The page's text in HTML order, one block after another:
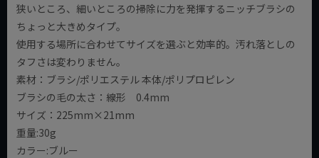
狭いところ、細いところの掃除に力を発揮するニッチブラシの
ちょっと大きめタイプ。
使用する場所に合わせてサイズを選ぶと効率的。汚れ落としの
タフさは変わりません。
素材：ブラシ/ポリエステル 本体/ポリプロピレン
ブラシの毛の太さ：線形 0.4mm
サイズ：225mm×21mm
重量:30g
カラー:ブルー